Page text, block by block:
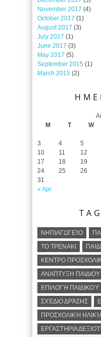
November 2017 (4)
October 2017 (1)
August 2017 (3)
July 2017 (1)
June 2017 (3)
May 2017 (5)
September 2015 (1)
March 2015 (2)
M
T W
« Apr
3
4 5
10
11 12
17
18 19
24
25 26
31
ΝΗΠΙΑΓΩΓΕΊΟ
ΤΟ ΤΡΕΝΑΚΙ
ΠΑΙΔΙ
ΚΕΝΤΡΟ
ΑΝΑΠΤΥΞΗ ΠΑΙΔΙΟΥ
ΕΠΙΛΟΓΉ
ΣΧΈΔΙΟ ΔΡΆΣΗΣ
ΠΡΟΣΧΟΛΙΚΉ
ΕΡΓΑΣΤΉΡΙΑ